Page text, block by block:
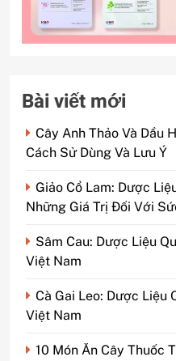
Bài viết mới
Cây Anh Thảo Và Dầu
Cách Sử Dùng Và Lưu Ý
Giảo Cổ Lam: Dược
Những Giá Trị Đối Với
Sâm Cau: Dược Liệu
Việt Nam
Cà Gai Leo: Dược Liệu
Việt Nam
10 Món Ăn Cây Thuốc